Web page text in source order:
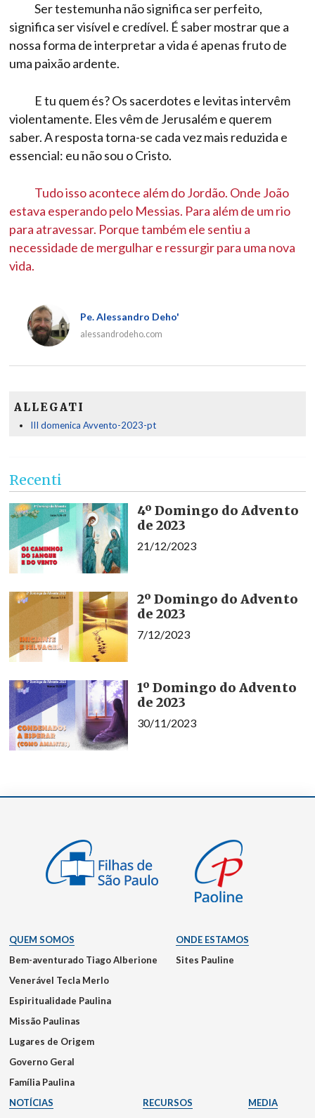
Ser testemunha não significa ser perfeito,
significa ser visível e credível. É saber mostrar que a
nossa forma de interpretar a vida é apenas fruto de
uma paixão ardente.
E tu quem és? Os sacerdotes e levitas intervêm
violentamente. Eles vêm de Jerusalém e querem
saber. A resposta torna-se cada vez mais reduzida e
essencial: eu não sou o Cristo.
Tudo isso acontece além do Jordão. Onde João
estava esperando pelo Messias. Para além de um rio
para atravessar. Porque também ele sentiu a
necessidade de mergulhar e ressurgir para uma nova
vida.
Pe. Alessandro Deho'
alessandrodeho.com
ALLEGATI
III domenica Avvento-2023-pt
Recenti
4º Domingo do Advento
de 2023
21/12/2023
2º Domingo do Advento
de 2023
7/12/2023
1º Domingo do Advento
de 2023
30/11/2023
QUEM SOMOS
Bem-aventurado Tiago Alberione
Venerável Tecla Merlo
Espiritualidade Paulina
Missão Paulinas
Lugares de Origem
Governo Geral
Família Paulina
ONDE ESTAMOS
Sites Pauline
NOTÍCIAS
RECURSOS
MEDIA